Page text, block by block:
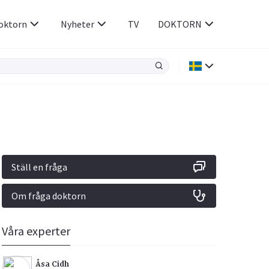
Rökavvänjning
Rörelseapparaten
Sex & Samliv
Sömn & Stress
Nyheter TV DOKTORN
Ställ en fråga
Om fråga doktorn
Våra experter
Åsa Cidh